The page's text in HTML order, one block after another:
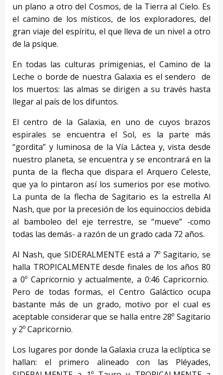
un plano a otro del Cosmos, de la Tierra al Cielo. Es
el camino de los místicos, de los exploradores, del
gran viaje del espíritu, el que lleva de un nivel a otro
de la psique.
En todas las culturas primigenias, el Camino de la
Leche o borde de nuestra Galaxia es el sendero de
los muertos: las almas se dirigen a su través hasta
llegar al país de los difuntos.
El centro de la Galaxia, en uno de cuyos brazos
espirales se encuentra el Sol, es la parte más
“gordita” y luminosa de la Vía Láctea y, vista desde
nuestro planeta, se encuentra y se encontrará en la
punta de la flecha que dispara el Arquero Celeste,
que ya lo pintaron así los sumerios por ese motivo.
La punta de la flecha de Sagitario es la estrella Al
Nash, que por la precesión de los equinoccios debida
al bamboleo del eje terrestre, se “mueve” -como
todas las demás- a razón de un grado cada 72 años.
Al Nash, que SIDERALMENTE está a 7º Sagitario, se
halla TROPICALMENTE desde finales de los años 80
a 0º Capricornio y actualmente, a 0:46 Capricornio.
Pero de todas formas, el Centro Galáctico ocupa
bastante más de un grado, motivo por el cual es
aceptable considerar que se halla entre 28º Sagitario
y 2º Capricornio.
Los lugares por donde la Galaxia cruza la eclíptica se
hallan: el primero alineado con las Pléyades,